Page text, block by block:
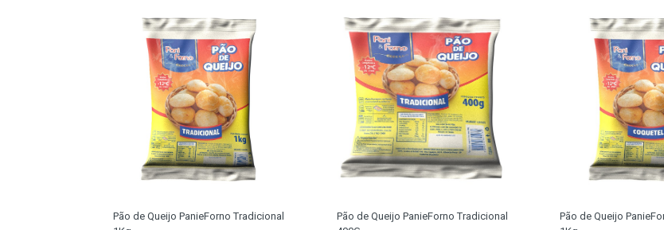
PERFUMARIA E HIGIENE PESSOAL
PADARIA
BEBIDAS
LATICINIOS
PET SHOP
Pão de Queijo PanieForno Tradicional
Pão de Queijo PanieForno Tradicional
Pão de Queijo